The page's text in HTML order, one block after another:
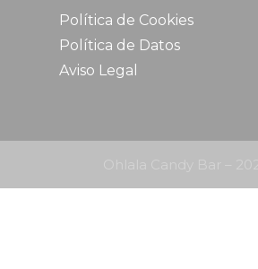
Política de Cookies
Política de Datos
Aviso Legal